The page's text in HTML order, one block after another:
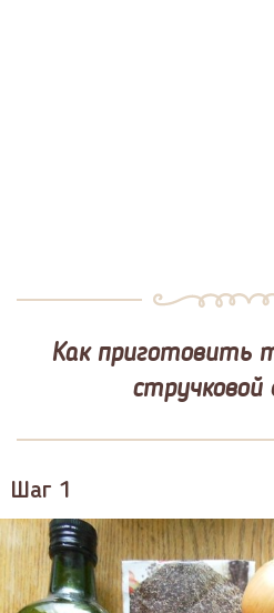
Как приготовить
стручковой
Шаг 1